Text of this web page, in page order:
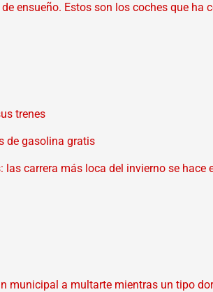
ensueño. Estos son los coches que ha
trenes
de gasolina gratis
carrera más loca del invierno se hace
municipal a multarte mientras un tipo